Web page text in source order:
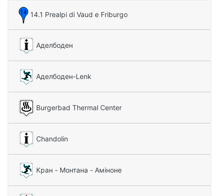
14.1 Prealpi di Vaud e Friburgo
Аделбоден
Аделбоден-Lenk
Burgerbad Thermal Center
Chandolin
Кран - Монтана - Аміноне